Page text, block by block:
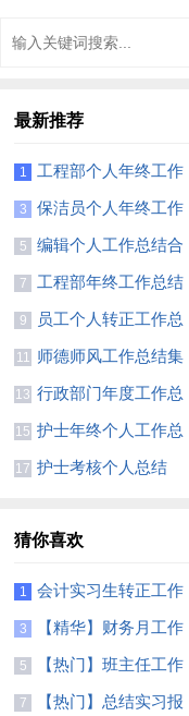
最新推荐
1
工程部个人年终工作
总结(通用15篇)
3
保洁员个人年终工作
总结11篇
5
编辑个人工作总结合
集15篇
7
工程部年终工作总结
(通用15篇)
9
员工个人转正工作总
结精选15篇
11
师德师风工作总结集
合15篇
13 行政部门年度工作总
结(13篇)
15 护士年终个人工作总
结【精】
17 护士考核个人总结
猜你喜欢
1
会计实习生转正工作
总结7篇
3
【精华】财务月工作
总结3篇
5
【热门】班主任工作
总结模板汇总7篇
7 【热门】总结实习报